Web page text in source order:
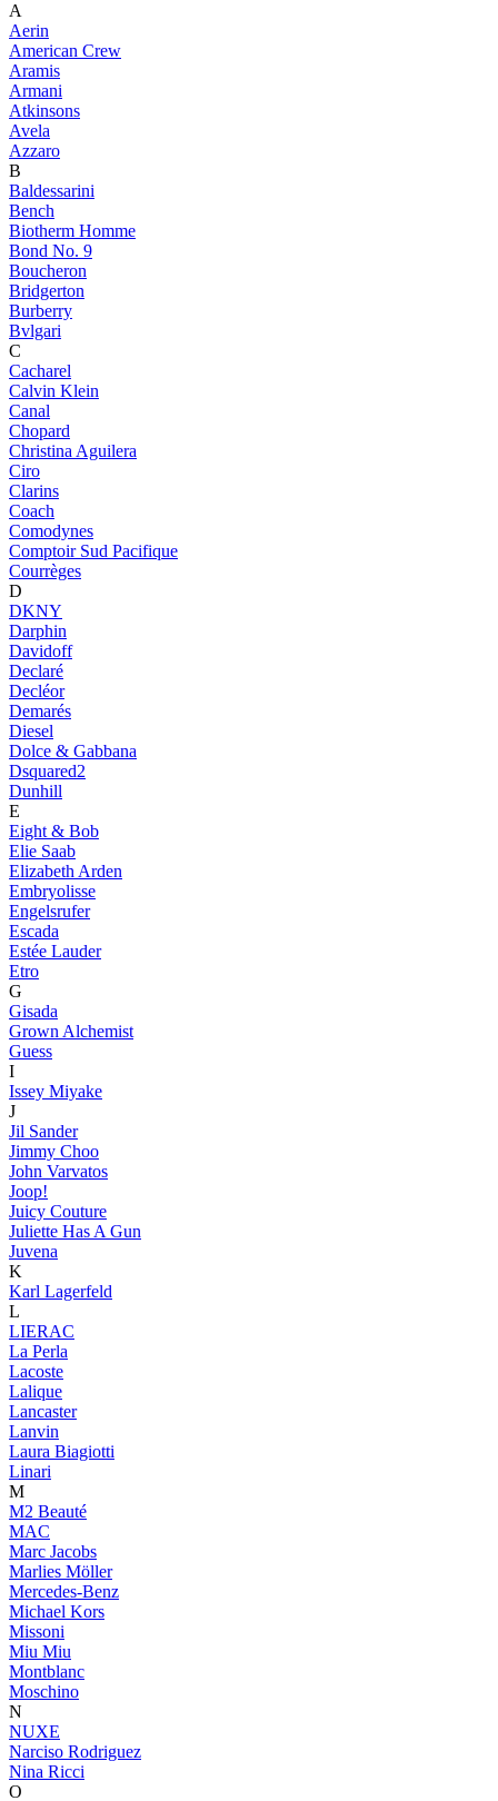
A
Aerin
American Crew
Aramis
Armani
Atkinsons
Avela
Azzaro
B
Baldessarini
Bench
Biotherm Homme
Bond No. 9
Boucheron
Bridgerton
Burberry
Bvlgari
C
Cacharel
Calvin Klein
Canal
Chopard
Christina Aguilera
Ciro
Clarins
Coach
Comodynes
Comptoir Sud Pacifique
Courrèges
D
DKNY
Darphin
Davidoff
Declaré
Decléor
Demarés
Diesel
Dolce & Gabbana
Dsquared2
Dunhill
E
Eight & Bob
Elie Saab
Elizabeth Arden
Embryolisse
Engelsrufer
Escada
Estée Lauder
Etro
G
Gisada
Grown Alchemist
Guess
I
Issey Miyake
J
Jil Sander
Jimmy Choo
John Varvatos
Joop!
Juicy Couture
Juliette Has A Gun
Juvena
K
Karl Lagerfeld
L
LIERAC
La Perla
Lacoste
Lalique
Lancaster
Lanvin
Laura Biagiotti
Linari
M
M2 Beauté
MAC
Marc Jacobs
Marlies Möller
Mercedes-Benz
Michael Kors
Missoni
Miu Miu
Montblanc
Moschino
N
NUXE
Narciso Rodriguez
Nina Ricci
O